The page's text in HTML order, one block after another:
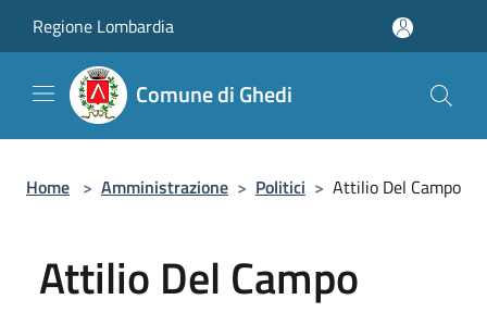
Regione Lombardia
Comune di Ghedi
Home > Amministrazione > Politici > Attilio Del Campo
Attilio Del Campo